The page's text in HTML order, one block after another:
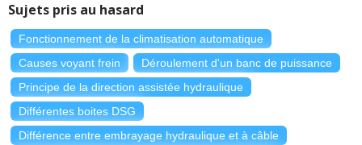
Sujets pris au hasard
Fonctionnement de la climatisation automatique
Causes voyant frein
Déroulement d'un banc de puissance
Principe de la direction assistée hydraulique
Différentes boites DSG
Différence entre embrayage hydraulique et à câble